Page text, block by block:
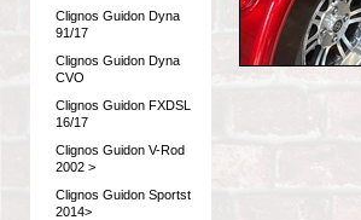
Clignos Guidon Dyna
91/17
Clignos Guidon Dyna
CVO
Clignos Guidon FXDSL
16/17
Clignos Guidon V-Rod
2002 >
Clignos Guidon Sportst
2014>